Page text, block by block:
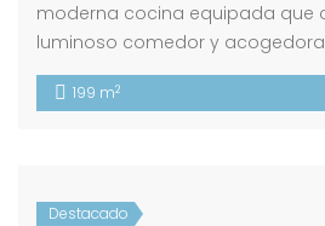
moderna cocina equipada que
luminoso comedor y acogedora
199 m2
Destacado